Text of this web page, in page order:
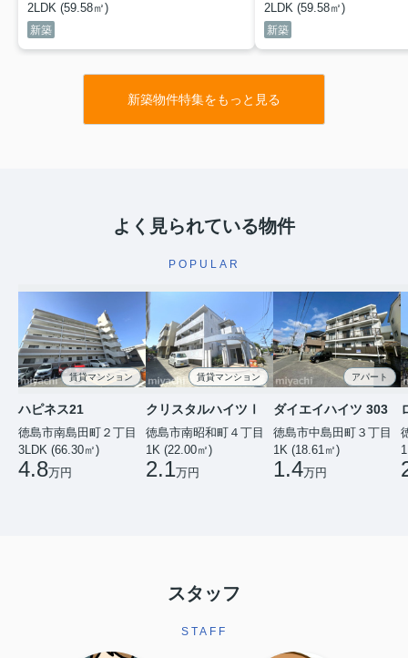
2LDK (59.58㎡)
新築
2LDK (59.58㎡)
新築
新築物件特集をもっと見る
よく見られている物件
POPULAR
賃貸マンション
ハピネス21
徳島市南島田町２丁目
3LDK (66.30㎡)
4.8万円
賃貸マンション
クリスタルハイツⅠ
徳島市南昭和町４丁目
1K (22.00㎡)
2.1万円
アパート
ダイエイハイツ 303
徳島市中島田町３丁目
1K (18.61㎡)
1.4万円
スタッフ
STAFF